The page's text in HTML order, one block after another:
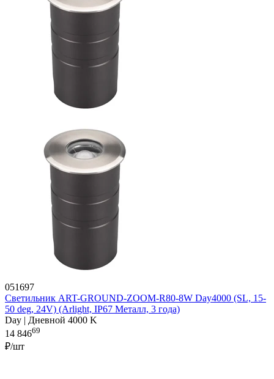
051697
Светильник ART-GROUND-ZOOM-R80-8W Day4000 (SL, 15-
50 deg, 24V) (Arlight, IP67 Металл, 3 года)
Day | Дневной 4000 K
14 84669
₽/шт